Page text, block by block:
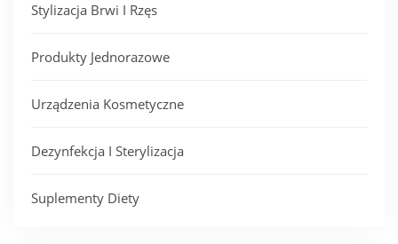
Stylizacja Brwi I Rzęs
Produkty Jednorazowe
Urządzenia Kosmetyczne
Dezynfekcja I Sterylizacja
Suplementy Diety